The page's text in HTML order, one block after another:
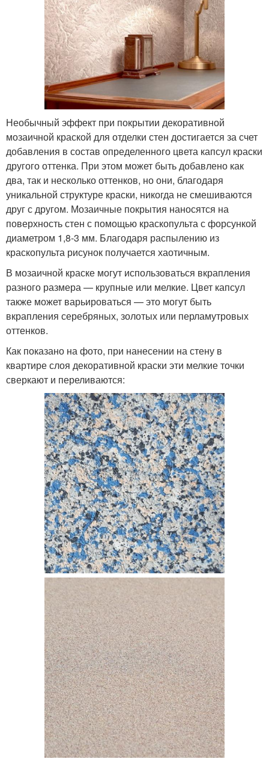
Необычный эффект при покрытии декоративной
мозаичной краской для отделки стен достигается за счет
добавления в состав определенного цвета капсул краски
другого оттенка. При этом может быть добавлено как
два, так и несколько оттенков, но они, благодаря
уникальной структуре краски, никогда не смешиваются
друг с другом. Мозаичные покрытия наносятся на
поверхность стен с помощью краскопульта с форсункой
диаметром 1,8-3 мм. Благодаря распылению из
краскопульта рисунок получается хаотичным.
В мозаичной краске могут использоваться вкрапления
разного размера — крупные или мелкие. Цвет капсул
также может варьироваться — это могут быть
вкрапления серебряных, золотых или перламутровых
оттенков.
Как показано на фото, при нанесении на стену в
квартире слоя декоративной краски эти мелкие точки
сверкают и переливаются: